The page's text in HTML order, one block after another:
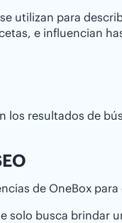
utilizan para
e influencian
los resultados de
de OneBox
solo busca brindar